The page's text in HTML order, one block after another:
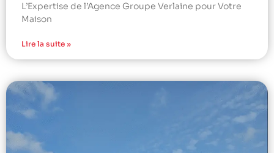
L’Expertise de l’Agence Groupe Verlaine pour Votre
Maison
Lire la suite »